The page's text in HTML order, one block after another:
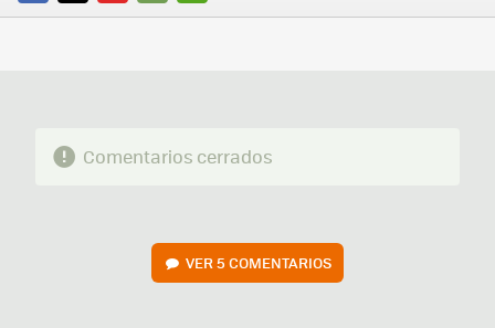
FACEBOOK
TWITTERFLIPBOARD
E-
WHATSAPP
Comentarios cerrados
VER5 COMENTARIOS